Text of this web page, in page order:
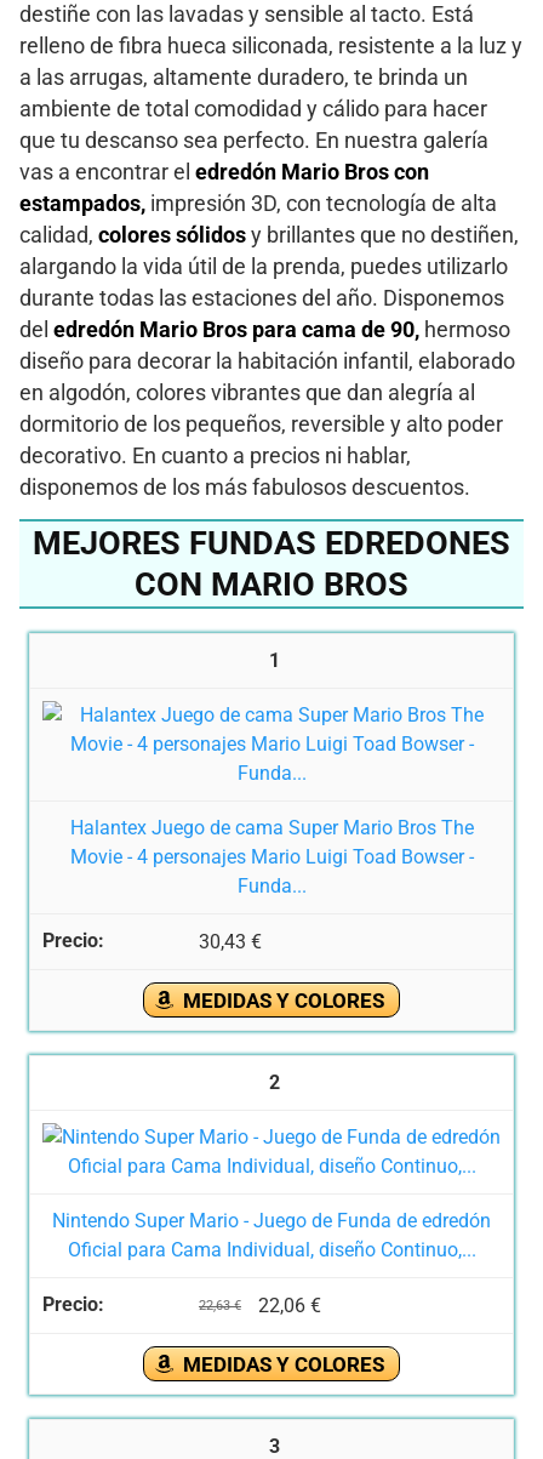
destiñe con las lavadas y sensible al tacto. Está
relleno de fibra hueca siliconada, resistente a la luz y
a las arrugas, altamente duradero, te brinda un
ambiente de total comodidad y cálido para hacer
que tu descanso sea perfecto. En nuestra galería
vas a encontrar el edredón Mario Bros con
estampados, impresión 3D, con tecnología de alta
calidad, colores sólidos y brillantes que no destiñen,
alargando la vida útil de la prenda, puedes utilizarlo
durante todas las estaciones del año. Disponemos
del edredón Mario Bros para cama de 90, hermoso
diseño para decorar la habitación infantil, elaborado
en algodón, colores vibrantes que dan alegría al
dormitorio de los pequeños, reversible y alto poder
decorativo. En cuanto a precios ni hablar,
disponemos de los más fabulosos descuentos.
MEJORES FUNDAS EDREDONES
CON MARIO BROS
1
Halantex Juego de cama Super Mario Bros The
Movie - 4 personajes Mario Luigi Toad Bowser -
Funda...
30,43 €
MEDIDAS Y COLORES
2
Nintendo Super Mario - Juego de Funda de edredón
Oficial para Cama Individual, diseño Continuo,...
22,63 € 22,06 €
MEDIDAS Y COLORES
3